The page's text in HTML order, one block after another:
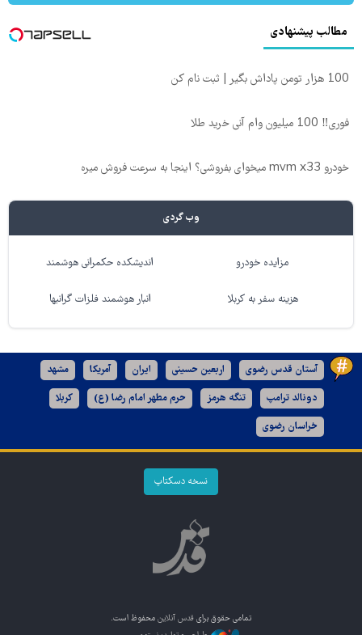
مطالب پیشنهادی
100 هزار تومن پاداش بگیر | ثبت نام کن
فوری‼️ 100 میلیون وام آنی خرید طلا
خودرو mvm x33 میخوای بفروشی؟ اینجا به سرعت فروش میره
وب گردی
مزایده خودرو اندیشکده حکمرانی هوشمند
هزینه سفر به کربلا انبار هوشمند فلزات گرانبها
آستان قدس رضوی اربعین حسینی ایران آمریکا مشهد
دونالد ترامپ تنگه هرمز حرم مطهر امام رضا (ع) کربلا
خراسان رضوی
نسخه دسکتاپ
تمامی حقوق برای قدس آنلاین محفوظ است.